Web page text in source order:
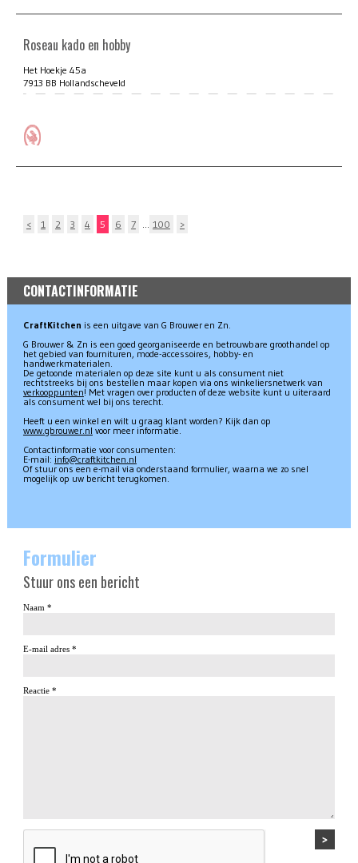
Roseau kado en hobby
Het Hoekje 45a
7913 BB Hollandscheveld
< 1 2 3 4 5 6 7 … 100 >
CONTACTINFORMATIE
CraftKitchen is een uitgave van G Brouwer en Zn.
G Brouwer & Zn is een goed georganiseerde en betrouwbare groothandel op
het gebied van fournituren, mode-accessoires, hobby- en
handwerkmaterialen.
De getoonde materialen op deze site kunt u als consument niet
rechtstreeks bij ons bestellen maar kopen via ons winkeliersnetwerk van
verkooppunten! Met vragen over producten of deze website kunt u uiteraard
als consument wel bij ons terecht.
Heeft u een winkel en wilt u graag klant worden? Kijk dan op
www.gbrouwer.nl voor meer informatie.
Contactinformatie voor consumenten:
E-mail: info@craftkitchen.nl
Of stuur ons een e-mail via onderstaand formulier, waarna we zo snel
mogelijk op uw bericht terugkomen.
Formulier
Stuur ons een bericht
Naam *
E-mail adres *
Reactie *